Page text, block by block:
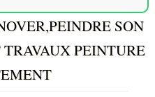
SON
PEINTURE